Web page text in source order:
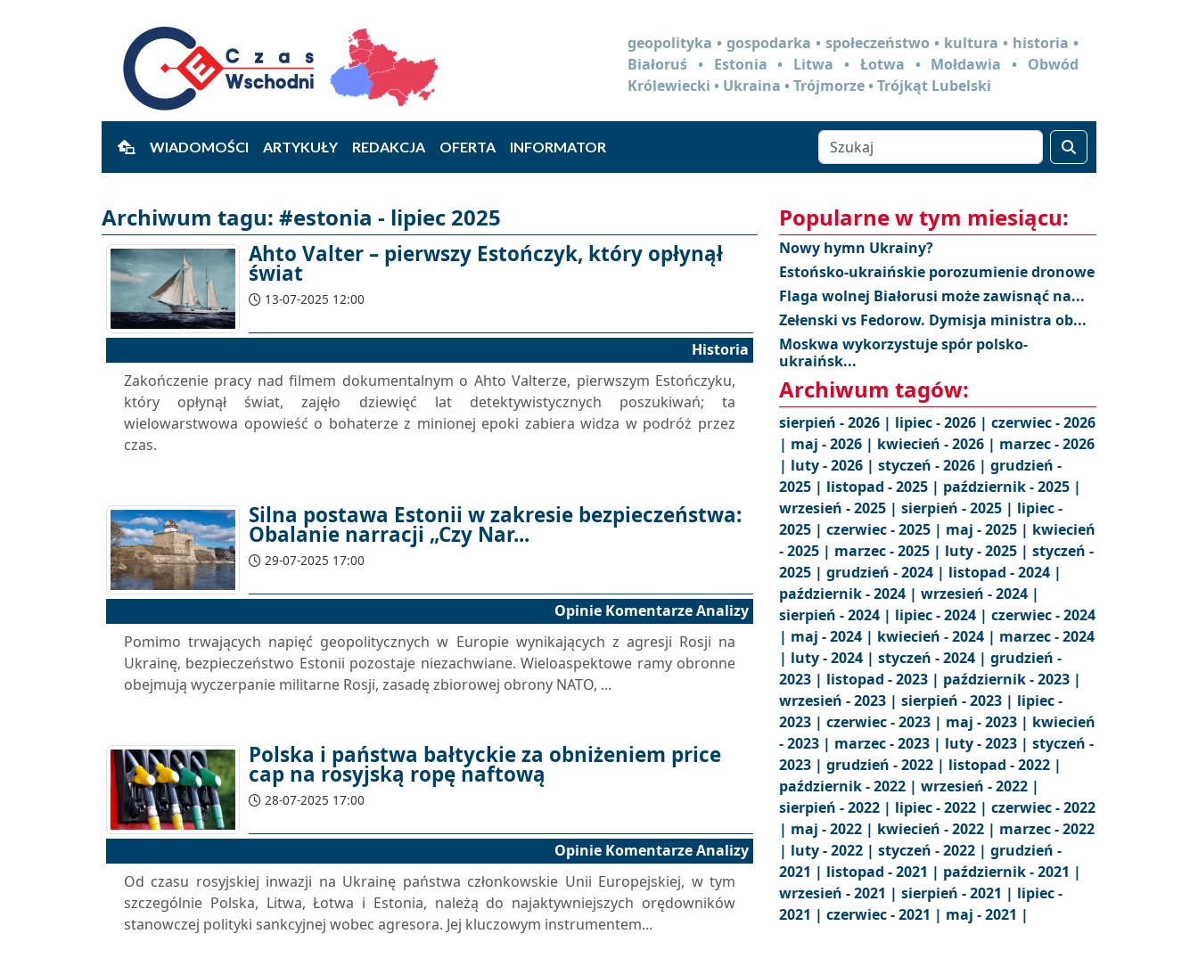
geopolityka • gospodarka • społeczeństwo • kultura • historia •
Białoruś • Estonia • Litwa • Łotwa • Mołdawia • Obwód
Królewiecki • Ukraina • Trójmorze • Trójkąt Lubelski
WIADOMOŚCI ARTYKUŁY REDAKCJA OFERTA INFORMATOR
Archiwum tagu: #estonia - lipiec 2025
Ahto Valter – pierwszy Estończyk, który opłynął
świat
13-07-2025 12:00
Historia
Zakończenie pracy nad filmem dokumentalnym o Ahto Valterze, pierwszym Estończyku,
który opłynął świat, zajęło dziewięć lat detektywistycznych poszukiwań; ta
wielowarstwowa opowieść o bohaterze z minionej epoki zabiera widza w podróż przez
czas.
Silna postawa Estonii w zakresie bezpieczeństwa:
Obalanie narracji „Czy Nar...
29-07-2025 17:00
Opinie Komentarze Analizy
Pomimo trwających napięć geopolitycznych w Europie wynikających z agresji Rosji na
Ukrainę, bezpieczeństwo Estonii pozostaje niezachwiane. Wieloaspektowe ramy obronne
obejmują wyczerpanie militarne Rosji, zasadę zbiorowej obrony NATO, ...
Polska i państwa bałtyckie za obniżeniem price
cap na rosyjską ropę naftową
28-07-2025 17:00
Opinie Komentarze Analizy
Od czasu rosyjskiej inwazji na Ukrainę państwa członkowskie Unii Europejskiej, w tym
szczególnie Polska, Litwa, Łotwa i Estonia, należą do najaktywniejszych orędowników
stanowczej polityki sankcyjnej wobec agresora. Jej kluczowym instrumentem...
Popularne w tym miesiącu:
Nowy hymn Ukrainy?
Estońsko-ukraińskie porozumienie dronowe
Flaga wolnej Białorusi może zawisnąć na...
Zełenski vs Fedorow. Dymisja ministra ob...
Moskwa wykorzystuje spór polsko-
ukraińsk...
Archiwum tagów:
sierpień - 2026 | lipiec - 2026 | czerwiec - 2026
| maj - 2026 | kwiecień - 2026 | marzec - 2026
| luty - 2026 | styczeń - 2026 | grudzień -
2025 | listopad - 2025 | październik - 2025 |
wrzesień - 2025 | sierpień - 2025 | lipiec -
2025 | czerwiec - 2025 | maj - 2025 | kwiecień
- 2025 | marzec - 2025 | luty - 2025 | styczeń -
2025 | grudzień - 2024 | listopad - 2024 |
październik - 2024 | wrzesień - 2024 |
sierpień - 2024 | lipiec - 2024 | czerwiec - 2024
| maj - 2024 | kwiecień - 2024 | marzec - 2024
| luty - 2024 | styczeń - 2024 | grudzień -
2023 | listopad - 2023 | październik - 2023 |
wrzesień - 2023 | sierpień - 2023 | lipiec -
2023 | czerwiec - 2023 | maj - 2023 | kwiecień
- 2023 | marzec - 2023 | luty - 2023 | styczeń -
2023 | grudzień - 2022 | listopad - 2022 |
październik - 2022 | wrzesień - 2022 |
sierpień - 2022 | lipiec - 2022 | czerwiec - 2022
| maj - 2022 | kwiecień - 2022 | marzec - 2022
| luty - 2022 | styczeń - 2022 | grudzień -
2021 | listopad - 2021 | październik - 2021 |
wrzesień - 2021 | sierpień - 2021 | lipiec -
2021 | czerwiec - 2021 | maj - 2021 |